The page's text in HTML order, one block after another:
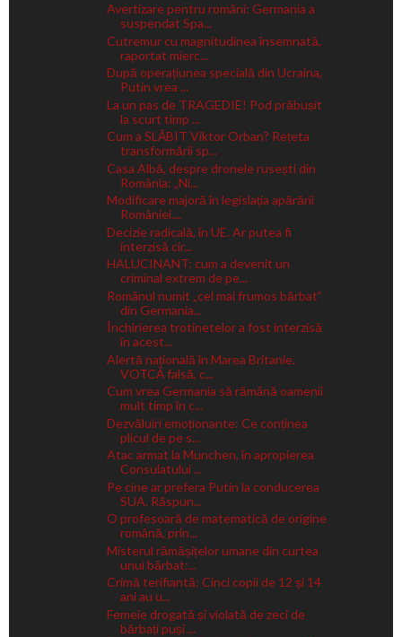
Avertizare pentru români: Germania a
suspendat Spa...
Cutremur cu magnitudinea însemnată,
raportat mierc...
După operațiunea specială din Ucraina,
Putin vrea ...
La un pas de TRAGEDIE! Pod prăbușit
la scurt timp ...
Cum a SLĂBIT Viktor Orban? Rețeta
transformării sp...
Casa Albă, despre dronele rusești din
România: „Ni...
Modificare majoră în legislația apărării
României....
Decizie radicală, în UE. Ar putea fi
interzisă cir...
HALUCINANT: cum a devenit un
criminal extrem de pe...
Românul numit „cel mai frumos bărbat”
din Germania...
Închirierea trotinetelor a fost interzisă
în acest...
Alertă națională în Marea Britanie.
VOTCĂ falsă, c...
Cum vrea Germania să rămână oamenii
mult timp în c...
Dezvăluiri emoționante: Ce conținea
plicul de pe s...
Atac armat la Munchen, în apropierea
Consulatului ...
Pe cine ar prefera Putin la conducerea
SUA. Răspun...
O profesoară de matematică de origine
română, prin...
Misterul rămășițelor umane din curtea
unui bărbat:...
Crimă terifiantă: Cinci copii de 12 și 14
ani au u...
Femeie drogată și violată de zeci de
bărbați puși ...